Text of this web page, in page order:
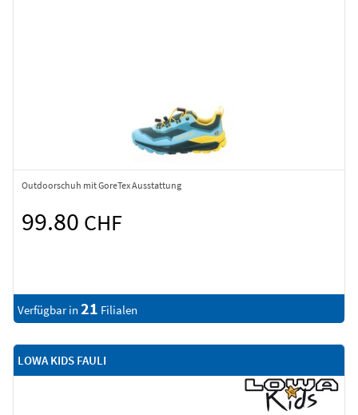
Outdoorschuh mit GoreTex Ausstattung
99.80 CHF
Verfügbar in 21 Filialen
LOWA KIDS FAULI